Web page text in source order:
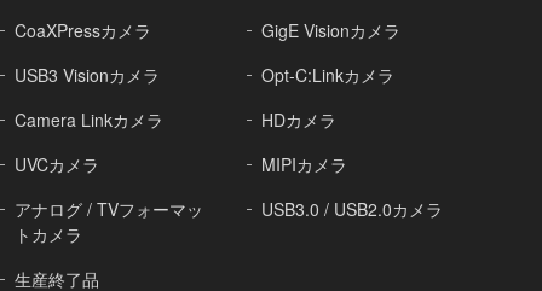
CoaXPressカメラ
GigE Visionカメラ
USB3 Visionカメラ
Opt-C:Linkカメラ
Camera Linkカメラ
HDカメラ
UVCカメラ
MIPIカメラ
アナログ / TVフォーマッ
トカメラ
USB3.0 / USB2.0カメラ
生産終了品